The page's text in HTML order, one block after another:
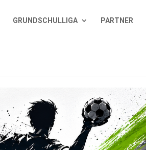
GRUNDSCHULLIGA PARTNER